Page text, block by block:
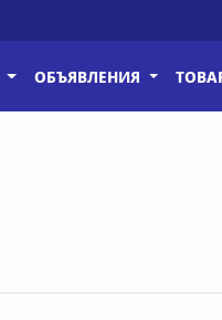
ОБЪЯВЛЕНИЯ